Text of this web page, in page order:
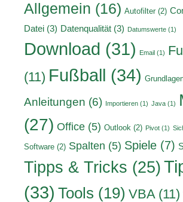
Allgemein (16) Autofilter (2)
Datei (3) Datenqualität (3) Datumswerte (1)
Download (31) Email (1)
(11) Fußball (34)
Anleitungen (6) Importieren (1) Java (1)
(27) Office (5) Outlook (2) Pivot (1)
Software (2) Spalten (5) Spiele (7)
Tipps & Tricks (25)
(33) Tools (19) VBA(11)